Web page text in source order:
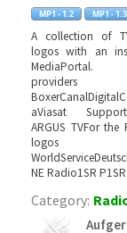
A collection of
logos with an
MediaPortal.
providers
aViasat
ARGUS TVFor
NE Radio1SR
Category: